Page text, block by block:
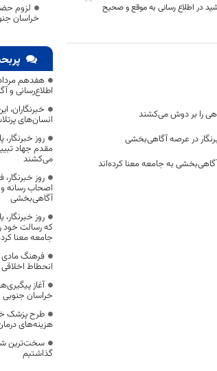
در اطلاع رسانی به موقع و صحیح
را بر دوش می‌کشند
در عرصه آگاهی‌بخشی
به جامعه معنا کرده‌اند
لزوم
خراسان
هفدهم
اطلاع‌رسانی
خبرنگاران،
انسان‌های
روز
مقدم جهاد
می‌کشند
روز
اصحاب رسانه
آگاهی‌بخشی
روز
که رسالت
جامعه معنا
فرهنگ مادی
انحطاط اخلاقی
آغاز
خراسان جنوبی
طرح پزشک
هزینه‌های
سخت‌ترین
گذاشتیم